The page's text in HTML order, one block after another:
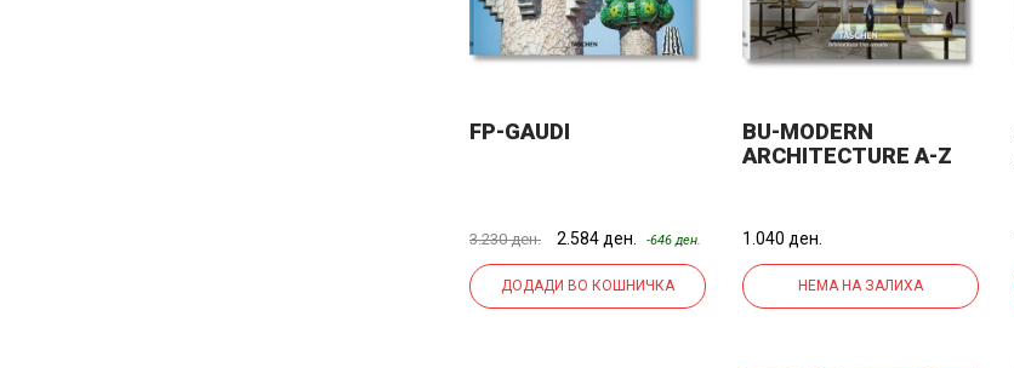
FP-GAUDI
3.230 ден. 2.584 ден. -646 ден.
ДОДАДИ ВО КОШНИЧКА
BU-MODERN
ARCHITECTURE A-Z
1.040 ден.
НЕМА НА ЗАЛИХА